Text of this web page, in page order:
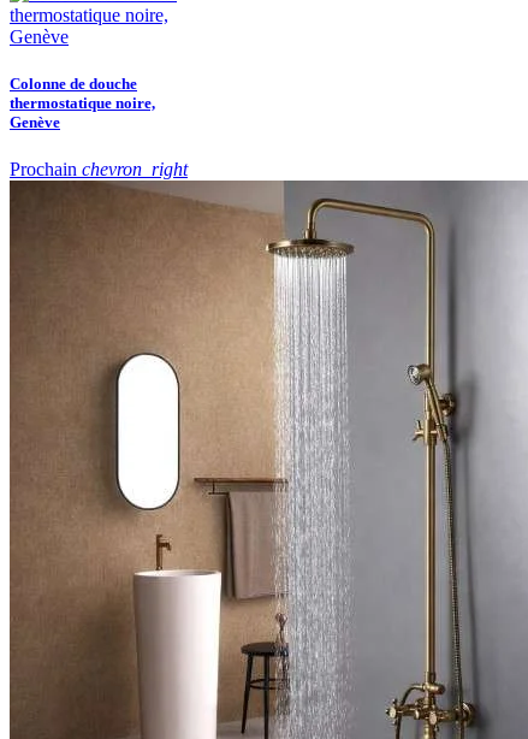
Colonne de douche
thermostatique noire,
Genève
Prochain chevron_right